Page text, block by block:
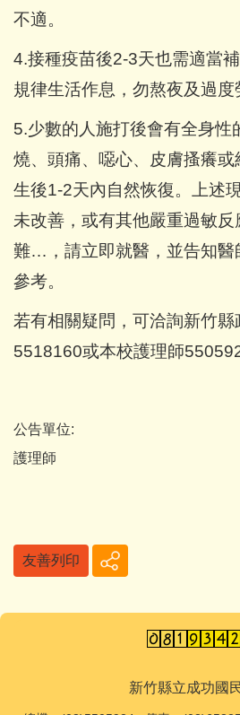
不適。
4.接種疫苗後2-3天也需適當
規律生活作息，勿熬夜及過度
5.少數的人施打後會有全身性
燒、頭痛、噁心、皮膚搔癢
生後1-2天內自然恢復。上述
未改善，或有其他嚴重過敏反
難…，請立即就醫，並告知醫
參考。
若有相關疑問，可洽詢新竹
5518160或本校護理師
公告單位:
護理師
友善列印
新竹縣立成功國